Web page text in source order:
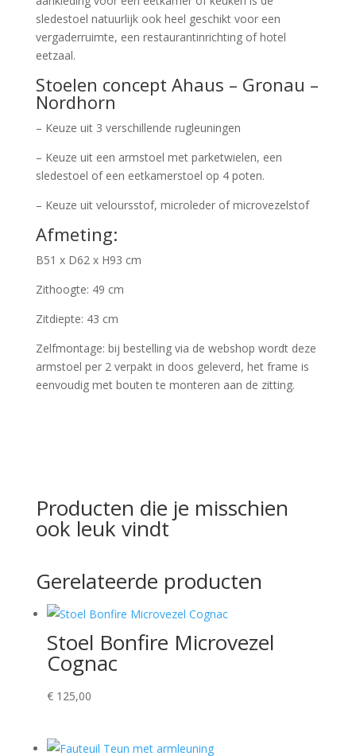
sledestoel natuurlijk ook heel geschikt voor een
vergaderruimte, een restaurantinrichting of hotel
eetzaal.
Stoelen concept Ahaus – Gronau –
Nordhorn
– Keuze uit 3 verschillende rugleuningen
– Keuze uit een armstoel met parketwielen, een
sledestoel of een eetkamerstoel op 4 poten.
– Keuze uit veloursstof, microleder of microvezelstof
Afmeting:
B51 x D62 x H93 cm
Zithoogte: 49 cm
Zitdiepte: 43 cm
Zelfmontage: bij bestelling via de webshop wordt deze
armstoel per 2 verpakt in doos geleverd, het frame is
eenvoudig met bouten te monteren aan de zitting.
Producten die je misschien
ook leuk vindt
Gerelateerde producten
Stoel Bonfire Microvezel
Cognac
€125,00